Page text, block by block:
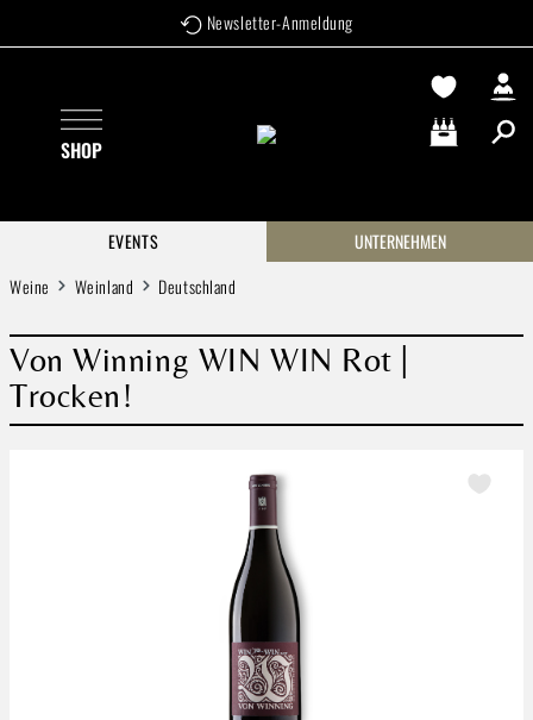
Zum Hauptinhalt springen Newsletter-Anmeldung
SHOP Warenkorb
EVENTS
UNTERNEHMEN
Weine
Weinland Deutschland
Von Winning WIN WIN Rot |
Trocken!